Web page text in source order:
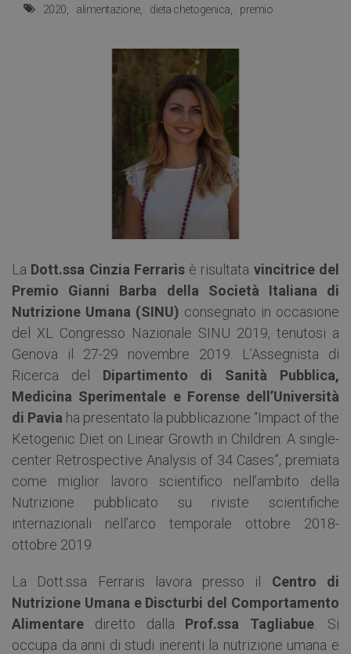
2020 alimentazione dieta chetogenica premio
La Dott.ssa Cinzia Ferrarisè risultata vincitrice del
Premio Gianni Barba della Società Italiana di
Nutrizione Umana (SINU) consegnato in occasione
del XL Congresso Nazionale SINU 2019, tenutosi a
Genova il 27-29 novembre 2019. L’Assegnista di
Ricerca del Dipartimento di Sanità Pubblica,
Medicina Sperimentale e Forense dell’Università
di Pavia ha presentato la pubblicazione “Impact of the
Ketogenic Diet on Linear Growth in Children: A single-
center Retrospective Analysis of 34 Cases”, premiata
come miglior lavoro scientifico nell’ambito della
Nutrizione pubblicato su riviste scientifiche
internazionali nell’arco temporale ottobre 2018-
ottobre 2019.
La Dott.ssa Ferraris lavora presso il Centro di
Nutrizione Umana e Discturbi del Comportamento
Alimentare diretto dalla Prof.ssa Tagliabue . Si
occupa da anni di studi inerenti la nutrizione umana e